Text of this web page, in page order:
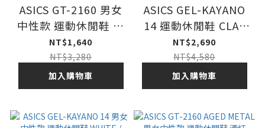
ASICS GT-2160 男女
中性款 運動休閒鞋 白
純銀 WHITE/PURE
SILVER
NT$1,640
NT$3,280
加入購物車
ASICS GEL-KAYANO
14 運動休閒鞋 CLAY
GREY / BLACK
NT$2,690
NT$4,580
加入購物車